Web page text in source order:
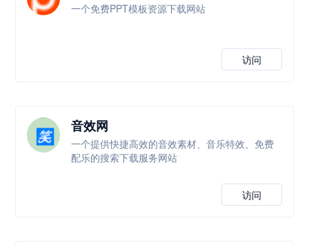
一个免费PPT模板资源下载网站
访问
音效网
一个提供快捷高效的音效素材、音乐特效、免费
配乐的搜索下载服务网站
访问